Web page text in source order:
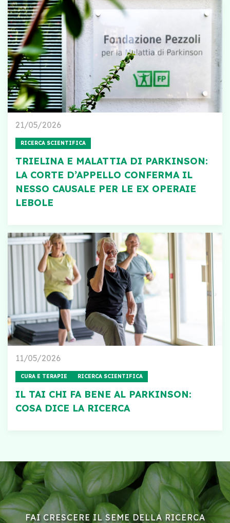
21/05/2026
RICERCA SCIENTIFICA
TRIELINA E MALATTIA DI PARKINSON:
LA CORTE D’APPELLO CONFERMA IL
NESSO CAUSALE PER LE EX OPERAIE
LEBOLE
11/05/2026
CURA E TERAPIE RICERCA SCIENTIFICA
IL TAI CHI FA BENE AL PARKINSON:
COSA DICE LA RICERCA
FAI CRESCERE IL SEME DELLA RICERCA